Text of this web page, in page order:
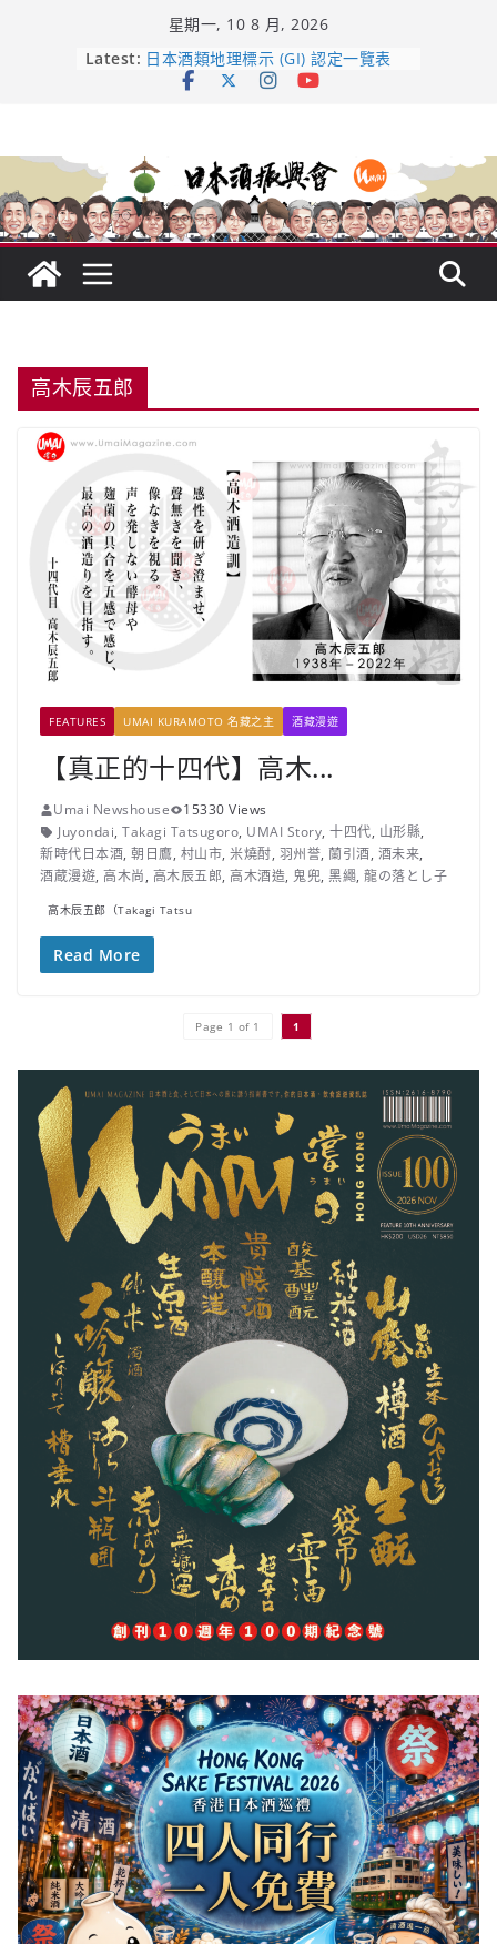
星期一, 10 8 月, 2026
Latest: 龜之井酒造：口說上手 – 山形純米大
吟釀的堅持與傳承 ～ くどき上手
響 𝟭𝟮 年 復活了!
【酒業商戰】130年老酒藏殺入股票
市場！梅乃宿上市背後的密碼
高木辰五郎
FEATURES UMAI KURAMOTO 名藏之主 酒藏漫遊
【真正的十四代】高木...
Umai Newshouse
15330 Views
Juyondai, Takagi Tatsugoro, UMAI Story, 十四代, 山形縣,
新時代日本酒, 朝日鷹, 村山市, 米燒酎, 羽州誉, 蘭引酒, 酒未来,
酒蔵漫遊, 高木尚, 高木辰五郎, 高木酒造, 鬼兜, 黑繩, 龍の落とし子
高木辰五郎（Takagi Tatsu
Read More
Page 1 of 1 1